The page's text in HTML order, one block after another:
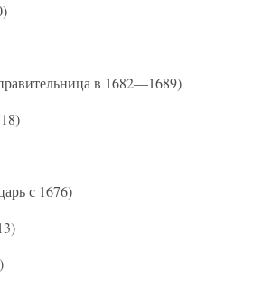
в 1682—1689)
с 1676)